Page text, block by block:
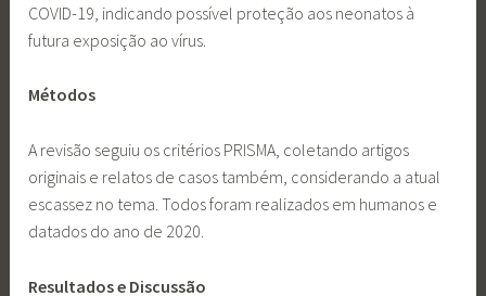
COVID-19, indicando possível proteção aos neonatos à
futura exposição ao vírus.
Métodos
A revisão seguiu os critérios PRISMA, coletando artigos
originais e relatos de casos também, considerando a atual
escassez no tema. Todos foram realizados em humanos e
datados do ano de 2020.
Resultados e Discussão